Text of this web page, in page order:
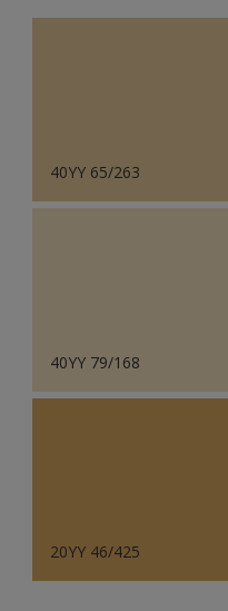
40YY 65/263
40YY 79/168
20YY 46/425